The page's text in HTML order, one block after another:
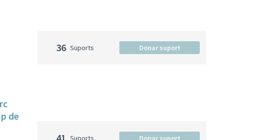
36 Suports Donar suport
de
41 Suports Donar suport